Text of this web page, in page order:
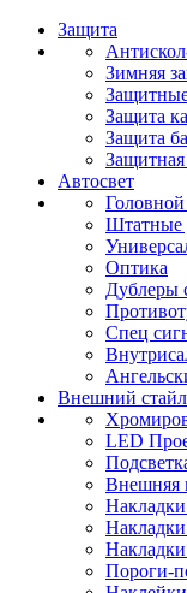
Защита
Зимняя
Защитные
Защита
Защита
Автосвет
Головной
Штатные
Оптика
Дублеры
Спец
Внешний
LED
Внешняя
Накладки
Пороги-